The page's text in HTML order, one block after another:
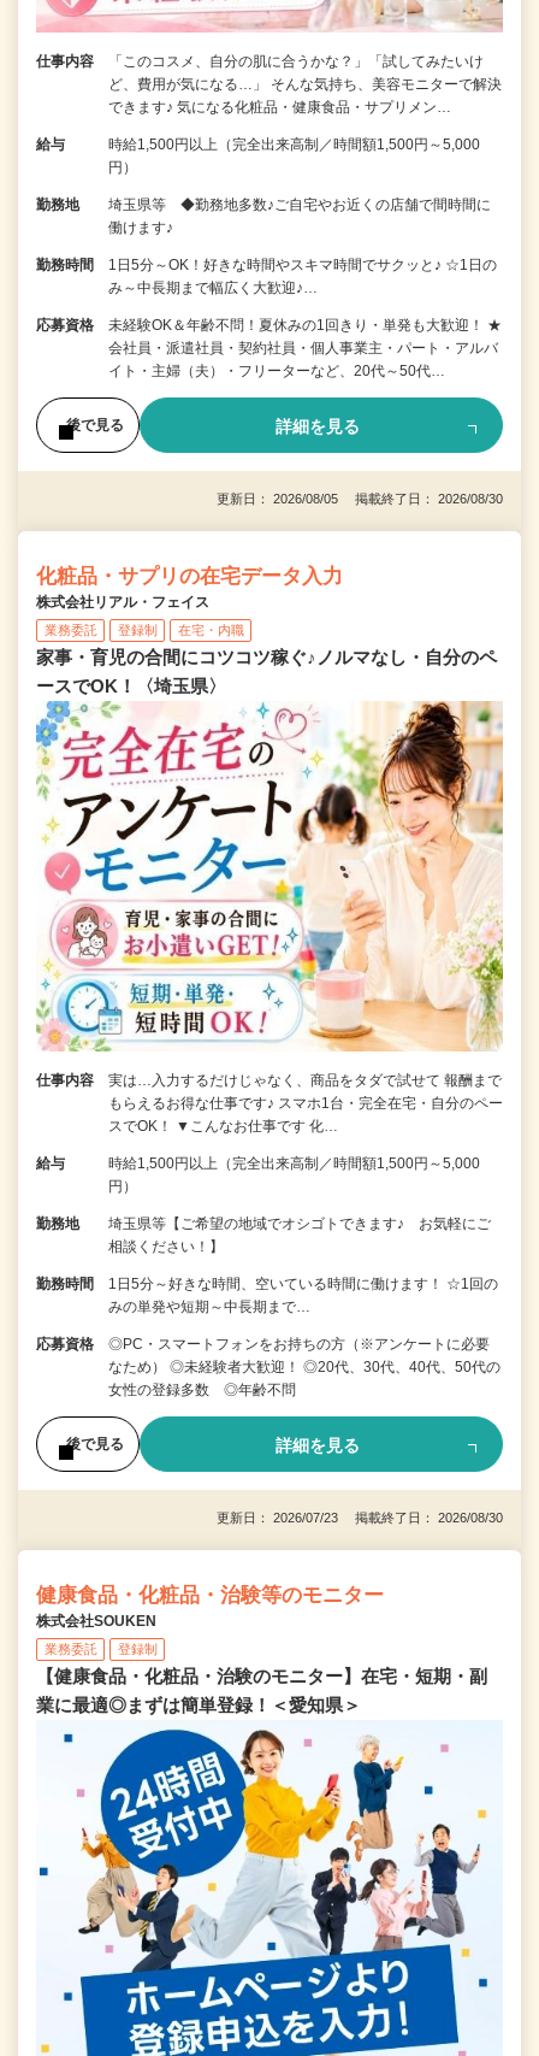
仕事内容
「このコスメ、自分の肌に合うかな？」「試してみたいけ
ど、費用が気になる…」 そんな気持ち、美容モニターで解決
できます♪ 気になる化粧品・健康食品・サプリメン…
給与
時給1,500円以上（完全出来高制／時間額1,500円～5,000
円）
勤務地
埼玉県等 ◆勤務地多数♪ご自宅やお近くの店舗で間時間に
働けます♪
勤務時間
1日5分～OK！好きな時間やスキマ時間でサクッと♪ ☆1日の
み～中長期まで幅広く大歓迎♪…
応募資格
未経験OK＆年齢不問！夏休みの1回きり・単発も大歓迎！ ★
会社員・派遣社員・契約社員・個人事業主・パート・アルバ
イト・主婦（夫）・フリーターなど、20代～50代…
後で見る 詳細を見る
更新日： 2026/08/05 掲載終了日： 2026/08/30
化粧品・サプリの在宅データ入力
株式会社リアル・フェイス
業務委託 登録制 在宅・内職
家事・育児の合間にコツコツ稼ぐ♪ノルマなし・自分のペ
ースでOK！〈埼玉県〉
仕事内容
実は…入力するだけじゃなく、商品をタダで試せて 報酬まで
もらえるお得な仕事です♪ スマホ1台・完全在宅・自分のペー
スでOK！ ▼こんなお仕事です 化…
給与
時給1,500円以上（完全出来高制／時間額1,500円～5,000
円）
勤務地
埼玉県等【ご希望の地域でオシゴトできます♪ お気軽にご
相談ください！】
勤務時間
1日5分～好きな時間、空いている時間に働けます！ ☆1回の
みの単発や短期～中長期まで…
応募資格
◎PC・スマートフォンをお持ちの方（※アンケートに必要
なため） ◎未経験者大歓迎！ ◎20代、30代、40代、50代の
女性の登録多数 ◎年齢不問
後で見る 詳細を見る
更新日： 2026/07/23 掲載終了日： 2026/08/30
健康食品・化粧品・治験等のモニター
株式会社SOUKEN
業務委託 登録制
【健康食品・化粧品・治験のモニター】在宅・短期・副
業に最適◎まずは簡単登録！＜愛知県＞